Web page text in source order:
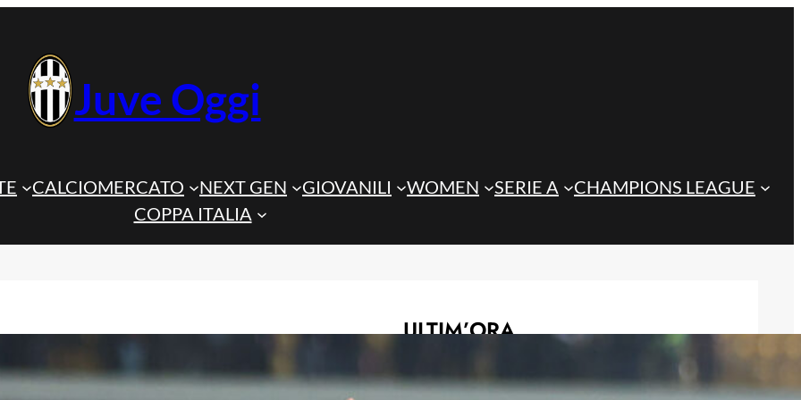
Juve Oggi
CALCIOMERCATO NEXT GEN GIOVANILI WOMEN SERIE A
CHAMPIONS LEAGUE
COPPA ITALIA
ULTIM’ORA
Inter-Juve, 1-0 all’intervallo: Di
Gregorio non perfetto su Dimarco